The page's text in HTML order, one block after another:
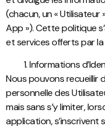
(chacun, un « Utilisateur
App »).Cette politique
et services offerts par la
Informations
Nous pouvons recueillir
personnelle des
mais sans s’y limiter,
application, s’inscrivent